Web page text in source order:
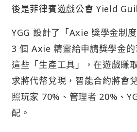
後是菲律賓遊戲公會 Yield
YGG 設計了「Axie 獎學金制
3 個 Axie 精靈給申請獎學金
這些「生產工具」，在遊戲賺
求將代幣兌現，智能合約將會
照玩家 70%、管理者 20%、
配。